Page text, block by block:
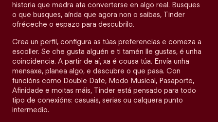
historia que medra ata converterse en algo real. Busques
o que busques, aínda que agora non o saibas, Tinder
ofréceche o espazo para descubrilo.
Crea un perfil, configura as túas preferencias e comeza a
escoller. Se che gusta alguén e ti tamén lle gustas, é unha
coincidencia. A partir de aí, xa é cousa túa. Envía unha
mensaxe, planea algo, e descubre o que pasa. Con
funcións como Double Date, Modo Musical, Pasaporte,
Afinidade e moitas máis, Tinder está pensado para todo
tipo de conexións: casuais, serias ou calquera punto
intermedio.